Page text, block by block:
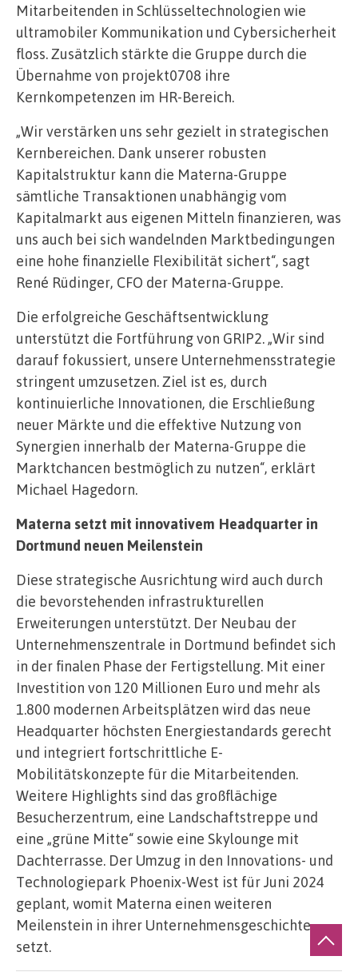
Mitarbeitenden in Schlüsseltechnologien wie
ultramobiler Kommunikation und Cybersicherheit
floss. Zusätzlich stärkte die Gruppe durch die
Übernahme von projekt0708 ihre
Kernkompetenzen im HR-Bereich.
„Wir verstärken uns sehr gezielt in strategischen
Kernbereichen. Dank unserer robusten
Kapitalstruktur kann die Materna-Gruppe
sämtliche Transaktionen unabhängig vom
Kapitalmarkt aus eigenen Mitteln finanzieren, was
uns auch bei sich wandelnden Marktbedingungen
eine hohe finanzielle Flexibilität sichert“, sagt
René Rüdinger, CFO der Materna-Gruppe.
Die erfolgreiche Geschäftsentwicklung
unterstützt die Fortführung von GRIP2. „Wir sind
darauf fokussiert, unsere Unternehmensstrategie
stringent umzusetzen. Ziel ist es, durch
kontinuierliche Innovationen, die Erschließung
neuer Märkte und die effektive Nutzung von
Synergien innerhalb der Materna-Gruppe die
Marktchancen bestmöglich zu nutzen“, erklärt
Michael Hagedorn.
Materna setzt mit innovativem Headquarter in
Dortmund neuen Meilenstein
Diese strategische Ausrichtung wird auch durch
die bevorstehenden infrastrukturellen
Erweiterungen unterstützt. Der Neubau der
Unternehmenszentrale in Dortmund befindet sich
in der finalen Phase der Fertigstellung. Mit einer
Investition von 120 Millionen Euro und mehr als
1.800 modernen Arbeitsplätzen wird das neue
Headquarter höchsten Energiestandards gerecht
und integriert fortschrittliche E-
Mobilitätskonzepte für die Mitarbeitenden.
Weitere Highlights sind das großflächige
Besucherzentrum, eine Landschaftstreppe und
eine „grüne Mitte“ sowie eine Skylounge mit
Dachterrasse. Der Umzug in den Innovations- und
Technologiepark Phoenix-West ist für Juni 2024
geplant, womit Materna einen weiteren
Meilenstein in ihrer Unternehmensgeschichte
setzt.